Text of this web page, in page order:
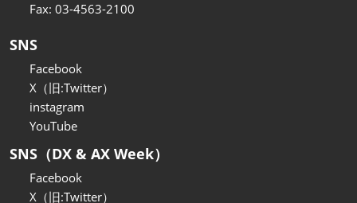
Fax: 03-4563-2100
SNS
Facebook
X（旧:Twitter）
instagram
YouTube
SNS（DX & AX Week）
Facebook
X（旧:Twitter）